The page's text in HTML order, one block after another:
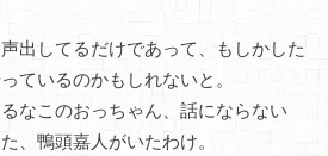
出してるだけであって、もしかした
ているのかもしれないと。
なこのおっちゃん、話にならない
、鴨頭嘉人がいたわけ。